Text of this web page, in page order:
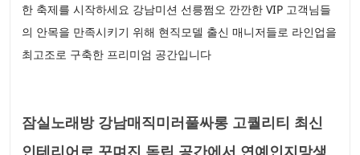
한 축제를 시작하세요 강남미션 선릉쩜오 깐깐한 VIP 고객님들
의 안목을 만족시키기 위해 현직모델 출신 매니저들로 라인업을
최고조로 구축한 프리미엄 공간입니다
잠실노래방 강남매직미러풀싸롱 고퀄리티 최신
인테리어로 꾸며진 독립 공간에서 연예인지망생